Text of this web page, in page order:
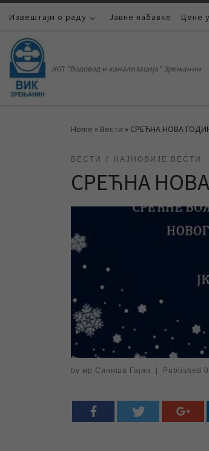
Skip to content
Извештаји о раду Јавне набавке Цене
ЈКП "Водовод и канализација" Зрењанин
Home » Вести » СРЕЋНА НОВА
ВЕСТИ НАЈНОВИЈЕ ВЕСТИ
СРЕЋНА
by мр Синиша Гајин Published